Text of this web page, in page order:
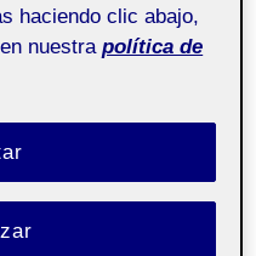
haciendo clic abajo,
nuestra política de